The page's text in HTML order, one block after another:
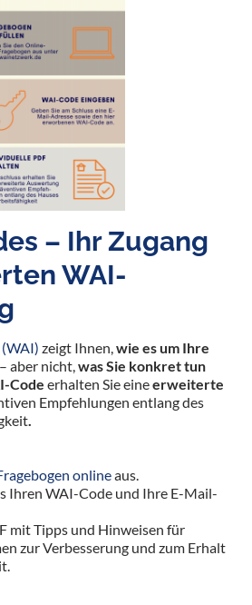
– Ihr Zugang
WAI-
zeigt Ihnen,wie es um Ihre
– aber nicht,was Sie konkret tun
Code erhalten Sie eineerweiterte
Empfehlungen entlang des
.
onlineaus.
Ihren WAI-Code und Ihre E-Mail-
mit Tipps und Hinweisen für
zur Verbesserung und zum Erhalt